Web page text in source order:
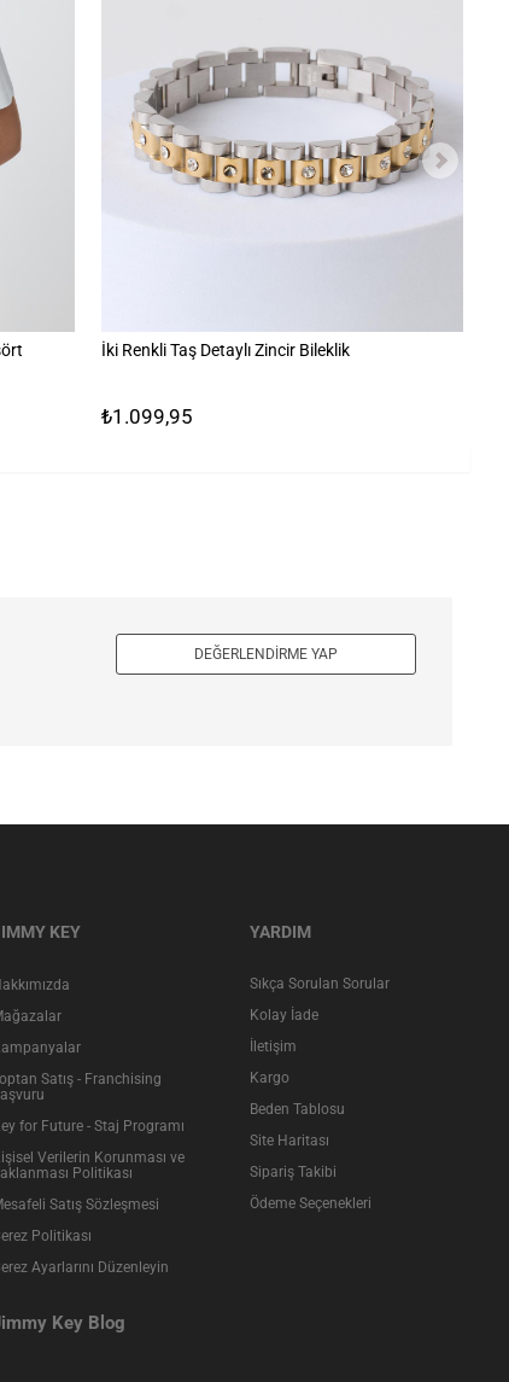
İki Renkli Taş Detaylı Zincir Bileklik
₺1.099,95
DEĞERLENDIRME YAP
KEY
Satış - Franchising
for Future - Staj Programı
Verilerin Korunması ve
Politikası
Satış Sözleşmesi
Politikası
Ayarlarını Düzenleyin
Key Blog
YARDIM
Sıkça Sorulan Sorular
Kolay İade
İletişim
Kargo
Beden Tablosu
Site Haritası
Sipariş Takibi
Ödeme Seçenekleri